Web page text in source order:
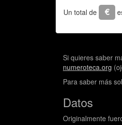
Un total de €
Si quieres saber
numeroteca.org
Para saber más
Datos
Originalmente